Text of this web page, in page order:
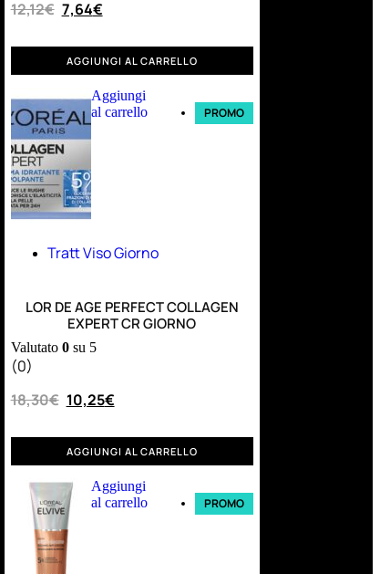
12,12€ 7,64€
AGGIUNGI AL CARRELLO
Aggiungi
al carrello
PROMO
Tratt Viso Giorno
LOR DE AGE PERFECT COLLAGEN
EXPERT CR GIORNO
Valutato 0su 5
(0)
18,30€ 10,25€
AGGIUNGI AL CARRELLO
Aggiungi
al carrello
PROMO